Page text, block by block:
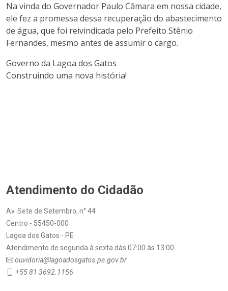
Na vinda do Governador Paulo Câmara em nossa cidade,
ele fez a promessa dessa recuperação do abastecimento
de água, que foi reivindicada pelo Prefeito Stênio
Fernandes, mesmo antes de assumir o cargo.
Governo da Lagoa dos Gatos
Construindo uma nova história!
Atendimento do Cidadão
Av. Sete de Setembro, n° 44
Centro - 55450-000
Lagoa dos Gatos - PE
Atendimento de segunda à sexta dàs 07:00 às 13:00
ouvidoria@lagoadosgatos.pe.gov.br
+55 81 3692.1156